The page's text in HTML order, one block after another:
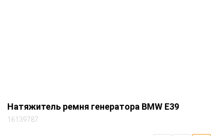
Натяжитель ремня генератора BMW E39
16139787